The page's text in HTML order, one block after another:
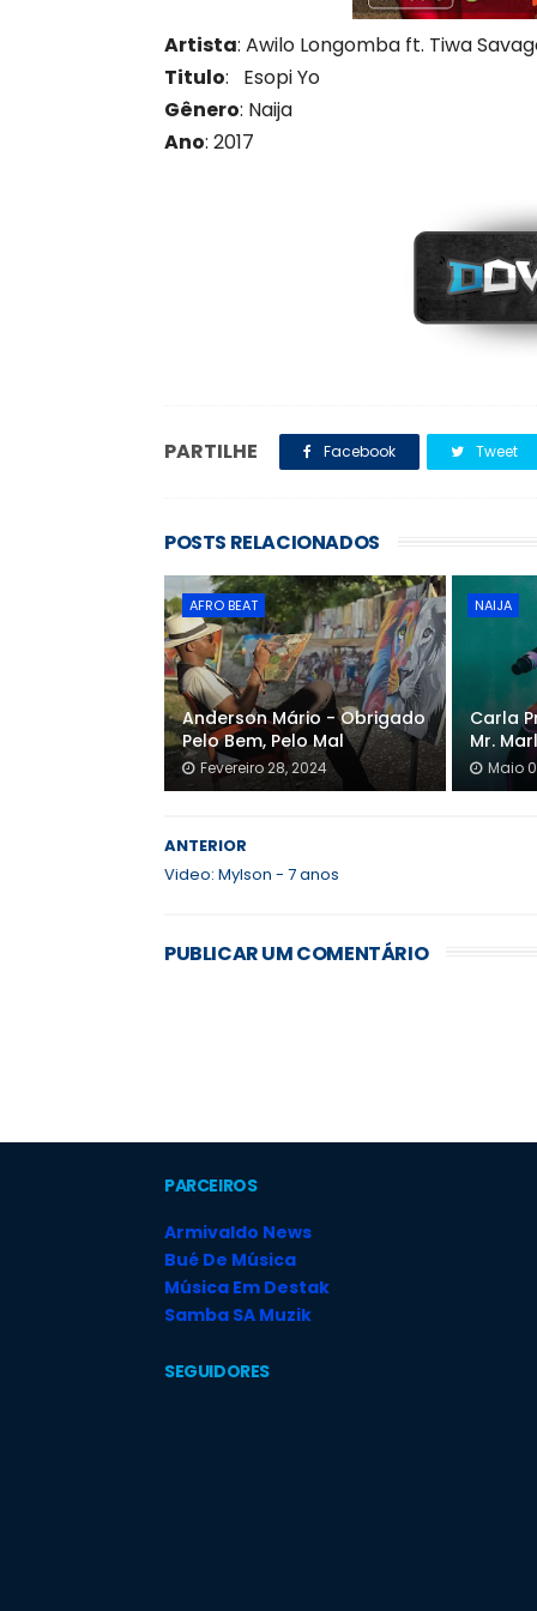
Artista: Awilo Longomba ft. Tiwa
Titulo: Esopi Yo
Gênero: Naija
Ano: 2017
PARTILHE Facebook Tweet
POSTS RELACIONADOS
AFRO BEAT
Anderson Mário - Obrigado
Pelo Bem, Pelo Mal
Fevereiro 28, 2024
NAIJA
Carla
Mr.
Maio
ANTERIOR
Video: Mylson - 7 anos
PUBLICAR UM COMENTÁRIO
PARCEIROS
Armivaldo News
Bué De Música
Música Em Destak
Samba SA Muzik
SEGUIDORES